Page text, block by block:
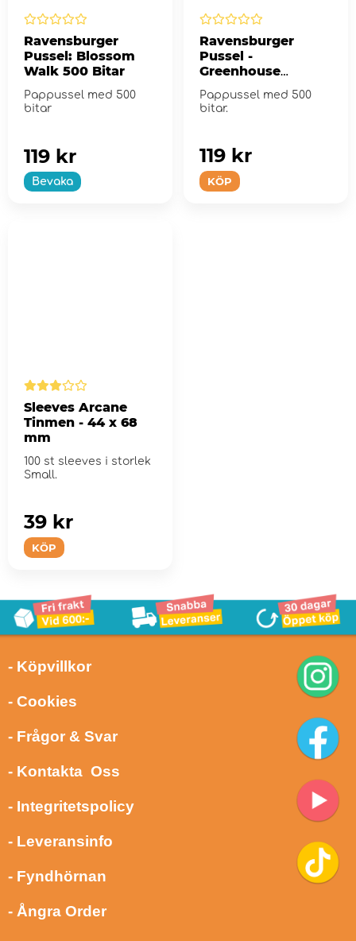
Ravensburger
Pussel: Blossom
Walk 500 Bitar
Pappussel med 500
bitar
Bevaka
119 kr
Ravensburger
Pussel -
Greenhouse
Pappussel med 500
bitar.
KÖP
119 kr
Sleeves Arcane
Tinmen - 44 x 68
mm
100 st sleeves i storlek
Small.
KÖP
39 kr
- Köpvillkor
- Cookies
- Frågor & Svar
- Kontakta Oss
- Integritetspolicy
- Leveransinfo
- Fyndhörnan
- Ångra Order